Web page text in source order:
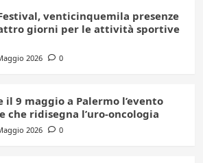
venticinquemila presenze
giorni per le attività sportive
2026 0
il 9 maggio a Palermo l’evento
ridisegna l’uro-oncologia
2026 0